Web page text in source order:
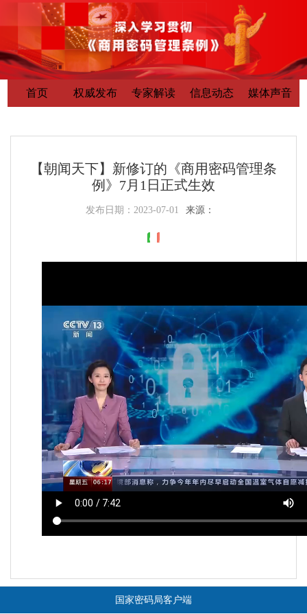
首页 权威发布 专家解读 信息动态 媒体声音
【朝闻天下】新修订的《商用密码管理条
例》7月1日正式生效
发布日期： 2023-07-01 来源：
国家密码局客户端